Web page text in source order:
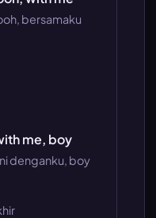
bersamaku
me, boy
denganku, boy